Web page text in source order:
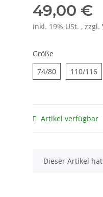
49,00 €
inkl. 19% USt. , zzgl.
Größe
74/8074/80110/116
Artikel verfügbar
x
Dieser Artikel